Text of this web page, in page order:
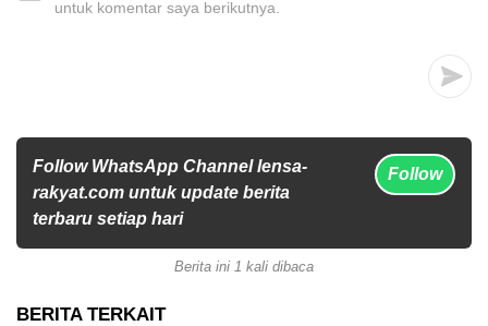
untuk komentar saya berikutnya.
Follow WhatsApp Channel lensa-
rakyat.com untuk update berita
terbaru setiap hari
Follow
Berita ini 1 kali dibaca
BERITA TERKAIT